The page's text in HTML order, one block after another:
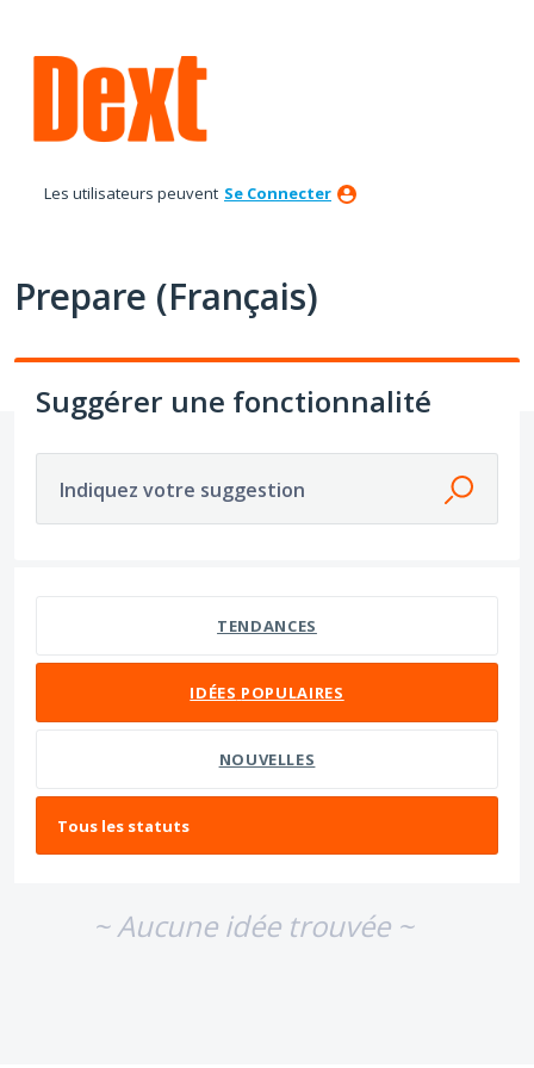
au
contenu
Les utilisateurs peuvent Se Connecter
Prepare (Français)
Suggérer une fonctionnalité
Indiquez votre suggestion
TENDANCES
IDÉES POPULAIRES
NOUVELLES
~ Aucune idée trouvée ~